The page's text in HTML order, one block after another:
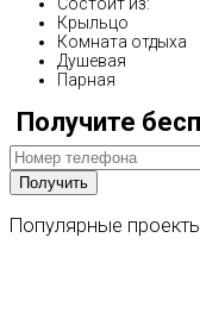
Крыльцо
Комната отдыха
Душевая
Парная
Получите
Популярные